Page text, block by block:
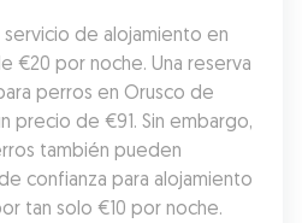
de alojamiento en
€20 por noche. Una reserva
perros en Orusco de
precio de €91. Sin embargo,
también pueden
confianza para alojamiento
tan solo €10 por noche.